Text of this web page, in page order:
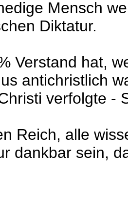
Mensch
Diktatur.
Verstand hat,
antichristlich
verfolgte -
Reich, alle
dankbar sein,